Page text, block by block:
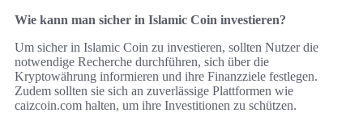
Wie kann man sicher in Islamic Coin investieren?
Um sicher in Islamic Coin zu investieren, sollten Nutzer die
notwendige Recherche durchführen, sich über die
Kryptowährung informieren und ihre Finanzziele festlegen.
Zudem sollten sie sich an zuverlässige Plattformen wie
caizcoin.com halten, um ihre Investitionen zu schützen.